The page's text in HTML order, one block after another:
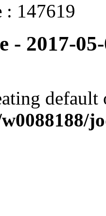
: 147619
- 2017-